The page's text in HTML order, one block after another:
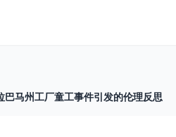
巴马州工厂童工事件引发的伦理反思